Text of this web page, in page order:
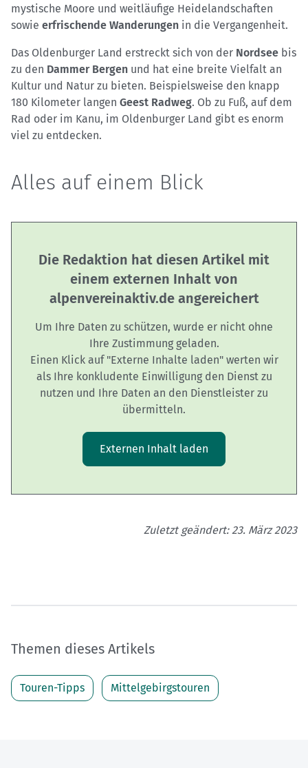
mystische Moore und weitläufige Heidelandschaften
sowie erfrischende Wanderungen in die Vergangenheit.
Das Oldenburger Land erstreckt sich von der Nordsee bis
zu den Dammer Bergen und hat eine breite Vielfalt an
Kultur und Natur zu bieten. Beispielsweise den knapp
180 Kilometer langen Geest Radweg. Ob zu Fuß, auf dem
Rad oder im Kanu, im Oldenburger Land gibt es enorm
viel zu entdecken.
Alles auf einem Blick
Die Redaktion hat diesen Artikel mit
einem externen Inhalt von
alpenvereinaktiv.de angereichert
Um Ihre Daten zu schützen, wurde er nicht ohne
Ihre Zustimmung geladen.
Einen Klick auf "Externe Inhalte laden" werten wir
als Ihre konkludente Einwilligung den Dienst zu
nutzen und Ihre Daten an den Dienstleister zu
übermitteln.
Externen Inhalt laden
Zuletzt geändert: 23. März 2023
Themen dieses Artikels
Touren-Tipps Mittelgebirgstouren